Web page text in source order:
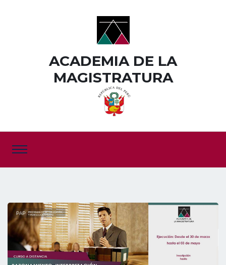
ACADEMIA DE LA
MAGISTRATURA